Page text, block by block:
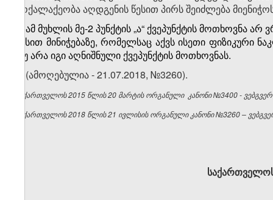
მოქალაქეობა აღდგენის წესით პირს შეიძლება
6. ამ მუხლის მე-2 პუნქტის „ა“ ქვეპუნქტის
წესით მინიჭებაზე, რომელსაც აქვს ისეთი ფიზიკური
თუ არა იგი აღნიშნული ქვეპუნქტის მოთხოვნას.
7. (ამოღებულია - 21.07.2018, №3260).
საქართველოს 2015 წლის 20 მარტის ორგანული კანონი №3400 -
საქართველოს 2018 წლის 21 ივლისის ორგანული კანონი №3260 –